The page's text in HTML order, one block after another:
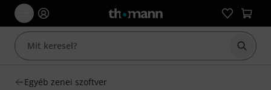
Egyéb zenei szoftver